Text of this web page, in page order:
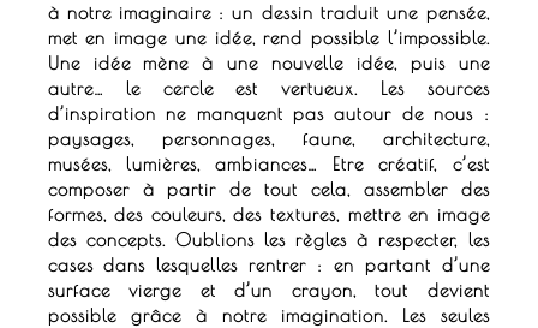
à notre imaginaire : un dessin traduit une pensée,
met en image une idée, rend possible l’impossible.
Une idée mène à une nouvelle idée, puis une
autre… le cercle est vertueux. Les sources
d’inspiration ne manquent pas autour de nous :
paysages, personnages, faune, architecture,
musées, lumières, ambiances… Etre créatif, c’est
composer à partir de tout cela, assembler des
formes, des couleurs, des textures, mettre en image
des concepts. Oublions les règles à respecter, les
cases dans lesquelles rentrer : en partant d’une
surface vierge et d’un crayon, tout devient
possible grâce à notre imagination. Les seules